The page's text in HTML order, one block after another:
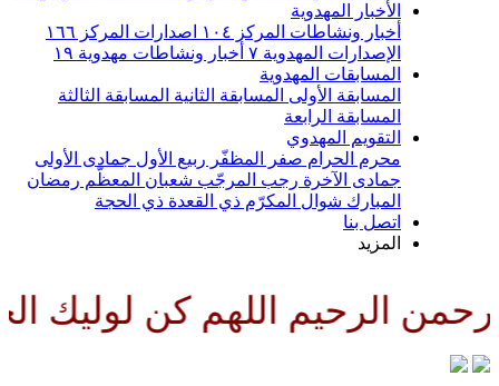
الأخبار المهدوية
أخبار ونشاطات المركز ١٠٤ اصدارات المركز ١٦٦
الإصدارات المهدوية ٧ أخبار ونشاطات مهدوية ١٩
المسابقات المهدوية
المسابقة الأولى المسابقة الثانية المسابقة الثالثة
المسابقة الرابعة
التقويم المهدوي
محرم الحرام صفر المظفّر ربيع الأول جمادى الأولى
جمادى الآخرة رجب المرجّب شعبان المعظّم رمضان
المبارك شوال المكرّم ذي القعدة ذي الحجة
اتصل بنا
المزيد
الرحيم اللهم كن لوليك